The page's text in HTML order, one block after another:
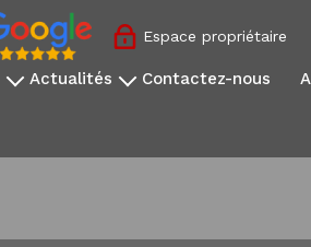
Espace propriétaire
actualités contactez-nous